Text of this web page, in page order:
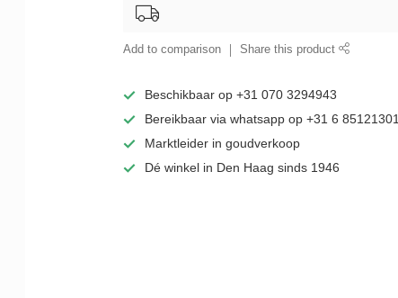
Add to comparison Share this product
Beschikbaar op +31 070 3294943
Bereikbaar via whatsapp op +31 6 85121301
Marktleider in goudverkoop
Dé winkel in Den Haag sinds 1946